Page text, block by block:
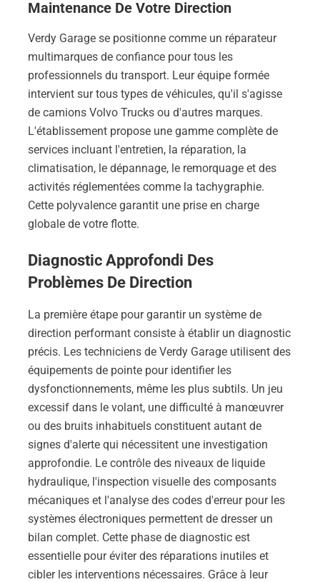
Maintenance De Votre Direction
Verdy Garage se positionne comme un réparateur
multimarques de confiance pour tous les
professionnels du transport. Leur équipe formée
intervient sur tous types de véhicules, qu'il s'agisse
de camions Volvo Trucks ou d'autres marques.
L'établissement propose une gamme complète de
services incluant l'entretien, la réparation, la
climatisation, le dépannage, le remorquage et des
activités réglementées comme la tachygraphie.
Cette polyvalence garantit une prise en charge
globale de votre flotte.
Diagnostic Approfondi Des
Problèmes De Direction
La première étape pour garantir un système de
direction performant consiste à établir un diagnostic
précis. Les techniciens de Verdy Garage utilisent des
équipements de pointe pour identifier les
dysfonctionnements, même les plus subtils. Un jeu
excessif dans le volant, une difficulté à manœuvrer
ou des bruits inhabituels constituent autant de
signes d'alerte qui nécessitent une investigation
approfondie. Le contrôle des niveaux de liquide
hydraulique, l'inspection visuelle des composants
mécaniques et l'analyse des codes d'erreur pour les
systèmes électroniques permettent de dresser un
bilan complet. Cette phase de diagnostic est
essentielle pour éviter des réparations inutiles et
cibler les interventions nécessaires. Grâce à leur